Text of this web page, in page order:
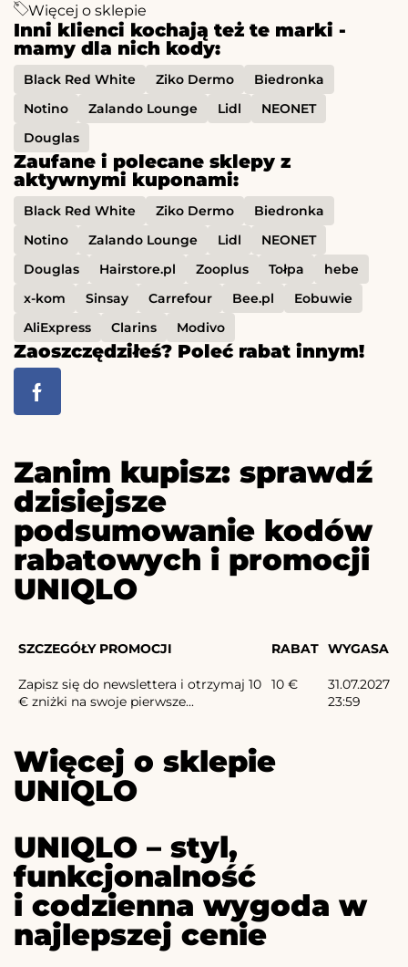
Więcej o sklepie
Inni klienci kochają też te marki -
mamy dla nich kody:
Black Red White Ziko Dermo
Biedronka
Notino
Zalando Lounge Lidl
NEONET
Douglas
Zaufane i polecane sklepy z
aktywnymi kuponami:
Black Red White Ziko Dermo
Biedronka
Notino
Zalando Lounge Lidl
NEONET
Douglas
Hairstore.pl Zooplus Tołpa
hebe
x-kom
Sinsay Carrefour Bee.pl
Eobuwie
AliExpress
Clarins Modivo
Zaoszczędziłeś? Poleć rabat innym!
Zanim kupisz: sprawdź
dzisiejsze
podsumowanie kodów
rabatowych i promocji
UNIQLO
SZCZEGÓŁY PROMOCJI RABAT WYGASA
Zapisz się do newslettera i otrzymaj 10
€ zniżki na swoje pierwsze...
10 €
31.07.2027
23:59
Więcej o sklepie
UNIQLO
UNIQLO – styl,
funkcjonalność
i codzienna wygoda w
najlepszej cenie